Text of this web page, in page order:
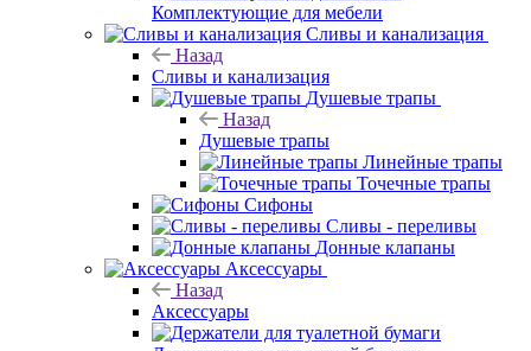
Комплектующие для мебели
Сливы и канализация
Назад
Сливы и канализация
Душевые трапы
Назад
Душевые трапы
Линейные трапы
Точечные трапы
Сифоны
Сливы - переливы
Донные клапаны
Аксессуары
Назад
Аксессуары